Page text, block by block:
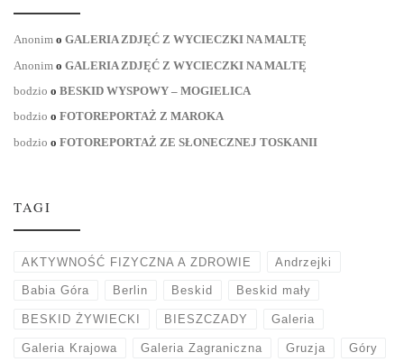
Anonim o GALERIA ZDJĘĆ Z WYCIECZKI NA MALTĘ
Anonim o GALERIA ZDJĘĆ Z WYCIECZKI NA MALTĘ
bodzio o BESKID WYSPOWY – MOGIELICA
bodzio o FOTOREPORTAŻ Z MAROKA
bodzio o FOTOREPORTAŻ ZE SŁONECZNEJ TOSKANII
TAGI
AKTYWNOŚĆ FIZYCZNA A ZDROWIE Andrzejki
Babia Góra Berlin Beskid Beskid mały
BESKID ŻYWIECKI BIESZCZADY Galeria
Galeria Krajowa Galeria Zagraniczna Gruzja Góry